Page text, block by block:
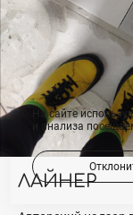
ЛАЙНЕР
На сайте
и анализа